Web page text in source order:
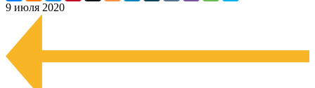
9 июля 2020